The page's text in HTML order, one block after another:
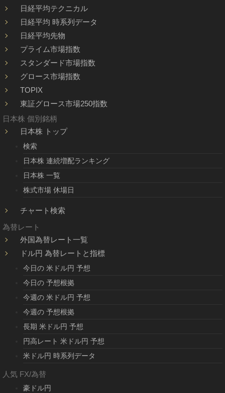
日経平均テクニカル
日経平均 時系列データ
日経平均先物
プライム市場指数
スタンダード市場指数
グロース市場指数
TOPIX
東証グロース市場250指数
日本株 個別銘柄
日本株 トップ
検索
日本株 連続増配ランキング
日本株 一覧
株式市場 休場日
チャート検索
為替レート
外国為替レート一覧
ドル円 為替レートと指標
今日の 米ドル円 予想
今日の 予想根拠
今週の 米ドル円 予想
今週の 予想根拠
長期 米ドル円 予想
円高レート 米ドル円 予想
米ドル円 時系列データ
人気 FX/為替
豪ドル円